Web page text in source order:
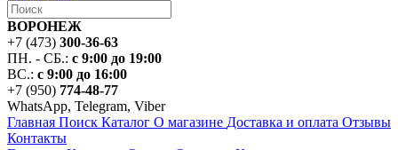
ВОРОНЕЖ
+7 (473) 300-36-63
ПН. - СБ.: с 9:00 до 19:00
ВС.: с 9:00 до 16:00
+7 (950) 774-48-77
WhatsApp, Telegram, Viber
Главная Поиск Каталог О магазине Доставка и оплата Отзывы
Контакты